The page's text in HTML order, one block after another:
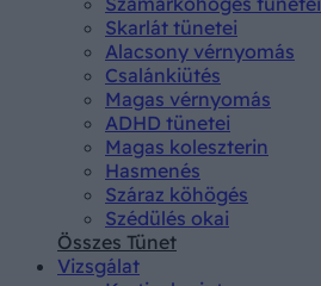
Skarlát tünetei
Alacsony vérnyomás
Csalánkiütés
Magas vérnyomás
ADHD tünetei
Magas koleszterin
Hasmenés
Száraz köhögés
Szédülés okai
Összes Tünet
Vizsgálat